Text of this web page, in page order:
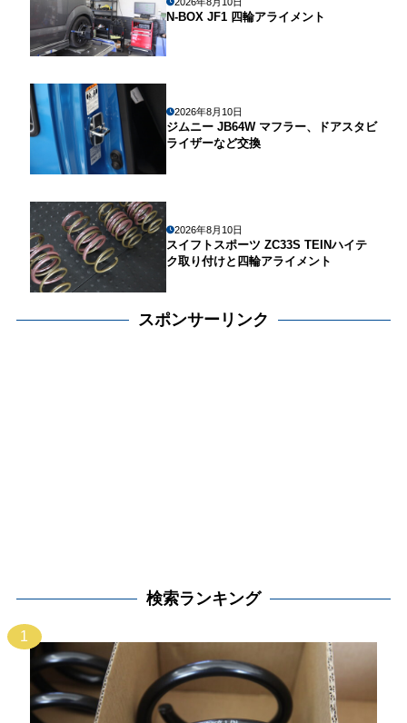
N-BOX JF1 四輪アライメント
2026年8月10日
ジムニー JB64W マフラー、ドアスタビ
ライザーなど交換
2026年8月10日
スイフトスポーツ ZC33S TEINハイテ
ク取り付けと四輪アライメント
スポンサーリンク
検索ランキング
1